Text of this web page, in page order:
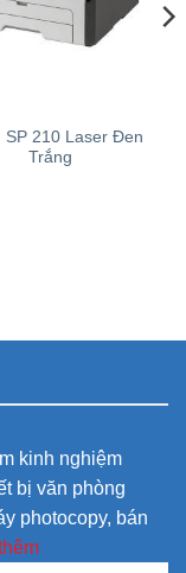
SP 210 Laser Đen
Trắng
kinh nghiệm
bị văn phòng
photocopy, bán